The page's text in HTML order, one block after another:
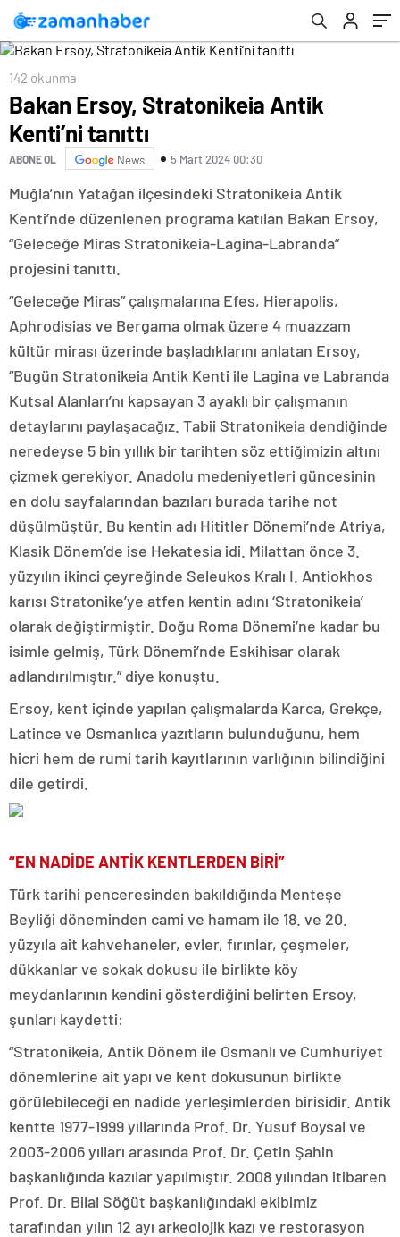
142 okunma
Bakan Ersoy, Stratonikeia Antik
Kenti’ni tanıttı
ABONE OL News 5 Mart 2024 00:30
Muğla’nın Yatağan ilçesindeki Stratonikeia Antik
Kenti’nde düzenlenen programa katılan Bakan Ersoy,
“Geleceğe Miras Stratonikeia-Lagina-Labranda”
projesini tanıttı.
“Geleceğe Miras” çalışmalarına Efes, Hierapolis,
Aphrodisias ve Bergama olmak üzere 4 muazzam
kültür mirası üzerinde başladıklarını anlatan Ersoy,
“Bugün Stratonikeia Antik Kenti ile Lagina ve Labranda
Kutsal Alanları’nı kapsayan 3 ayaklı bir çalışmanın
detaylarını paylaşacağız. Tabii Stratonikeia dendiğinde
neredeyse 5 bin yıllık bir tarihten söz ettiğimizin altını
çizmek gerekiyor. Anadolu medeniyetleri güncesinin
en dolu sayfalarından bazıları burada tarihe not
düşülmüştür. Bu kentin adı Hititler Dönemi’nde Atriya,
Klasik Dönem’de ise Hekatesia idi. Milattan önce 3.
yüzyılın ikinci çeyreğinde Seleukos Kralı I. Antiokhos
karısı Stratonike’ye atfen kentin adını ‘Stratonikeia’
olarak değiştirmiştir. Doğu Roma Dönemi’ne kadar bu
isimle gelmiş, Türk Dönemi’nde Eskihisar olarak
adlandırılmıştır.” diye konuştu.
Ersoy, kent içinde yapılan çalışmalarda Karca, Grekçe,
Latince ve Osmanlıca yazıtların bulunduğunu, hem
hicri hem de rumi tarih kayıtlarının varlığının bilindiğini
dile getirdi.
“EN NADİDE ANTİK KENTLERDEN BİRİ”
Türk tarihi penceresinden bakıldığında Menteşe
Beyliği döneminden cami ve hamam ile 18. ve 20.
yüzyıla ait kahvehaneler, evler, fırınlar, çeşmeler,
dükkanlar ve sokak dokusu ile birlikte köy
meydanlarının kendini gösterdiğini belirten Ersoy,
şunları kaydetti:
“Stratonikeia, Antik Dönem ile Osmanlı ve Cumhuriyet
dönemlerine ait yapı ve kent dokusunun birlikte
görülebileceği en nadide yerleşimlerden birisidir. Antik
kentte 1977-1999 yıllarında Prof. Dr. Yusuf Boysal ve
2003-2006 yılları arasında Prof. Dr. Çetin Şahin
başkanlığında kazılar yapılmıştır. 2008 yılından itibaren
Prof. Dr. Bilal Söğüt başkanlığındaki ekibimiz
tarafından yılın 12 ayı arkeolojik kazı ve restorasyon